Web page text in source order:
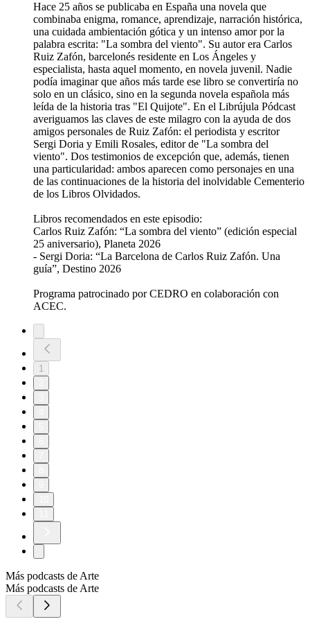
Hace 25 años se publicaba en España una novela que
combinaba enigma, romance, aprendizaje, narración histórica,
una cuidada ambientación gótica y un intenso amor por la
palabra escrita: "La sombra del viento". Su autor era Carlos
Ruiz Zafón, barcelonés residente en Los Ángeles y
especialista, hasta aquel momento, en novela juvenil. Nadie
podía imaginar que años más tarde ese libro se convertiría no
solo en un clásico, sino en la segunda novela española más
leída de la historia tras "El Quijote". En el Librújula Pódcast
averiguamos las claves de este milagro con la ayuda de dos
amigos personales de Ruiz Zafón: el periodista y escritor
Sergi Doria y Emili Rosales, editor de "La sombra del
viento". Dos testimonios de excepción que, además, tienen
una particularidad: ambos aparecen como personajes en una
de las continuaciones de la historia del inolvidable Cementerio
de los Libros Olvidados.
Libros recomendados en este episodio:
Carlos Ruiz Zafón: “La sombra del viento” (edición especial
25 aniversario), Planeta 2026
- Sergi Doria: “La Barcelona de Carlos Ruiz Zafón. Una
guía”, Destino 2026
Programa patrocinado por CEDRO en colaboración con
ACEC.
1
Más podcasts de Arte
Más podcasts de Arte